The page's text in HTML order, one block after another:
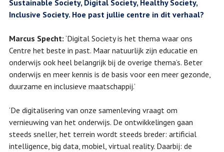
Sustainable Society, Digital Society, Healthy Society,
Inclusive Society. Hoe past jullie centre in dit verhaal?
Marcus Specht: ‘Digital Society is het thema waar ons
Centre het beste in past. Maar natuurlijk zijn educatie en
onderwijs ook heel belangrijk bij de overige thema’s. Beter
onderwijs en meer kennis is de basis voor een meer gezonde,
duurzame en inclusieve maatschappij.’
‘De digitalisering van onze samenleving vraagt om
vernieuwing van het onderwijs. De ontwikkelingen gaan
steeds sneller, het terrein wordt steeds breder: artificial
intelligence, big data, mobiel, virtual reality. Daarbij: de